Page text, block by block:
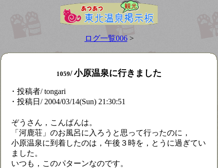
ログ一覧006>
1059/小原温泉に行きました
・投稿者/ tongari
・投稿日/ 2004/03/14(Sun) 21:30:51
ぞうさん，こんばんは。
「河鹿荘」のお風呂に入ろうと思って行ったのに，
小原温泉に到着したのは，午後３時を，とうに過ぎてい
ました。
いつも，このパターンなのです。